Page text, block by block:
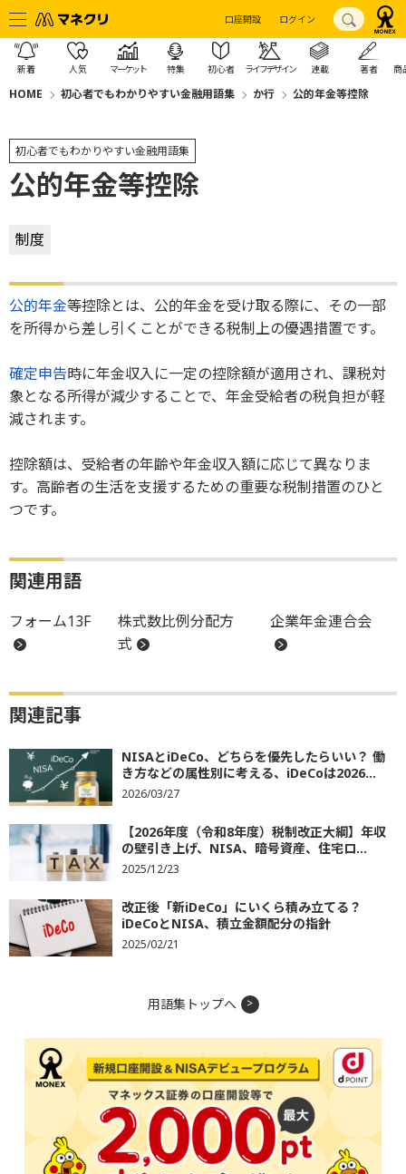
口座開設 ログイン
新着 人気 マーケット 特集 初心者 ライフデザイン 連載 著者 商
HOME 初心者でもわかりやすい金融用語集 か行 公的年金等控除
初心者でもわかりやすい金融用語集
公的年金等控除
制度
公的年金等控除とは、公的年金を受け取る際に、その一部
を所得から差し引くことができる税制上の優遇措置です。
確定申告時に年金収入に一定の控除額が適用され、課税対
象となる所得が減少することで、年金受給者の税負担が軽
減されます。
控除額は、受給者の年齢や年金収入額に応じて異なりま
す。高齢者の生活を支援するための重要な税制措置のひと
つです。
関連用語
フォーム13F
株式数比例分配方
式
企業年金連合会
関連記事
NISAとiDeCo、どちらを優先したらいい？ 働
き方などの属性別に考える、iDeCoは2026...
2026/03/27
【2026年度（令和8年度）税制改正大綱】年収
の壁引き上げ、NISA、暗号資産、住宅ロ...
2025/12/23
改正後「新iDeCo」にいくら積み立てる？
iDeCoとNISA、積立金額配分の指針
2025/02/21
用語集トップへ